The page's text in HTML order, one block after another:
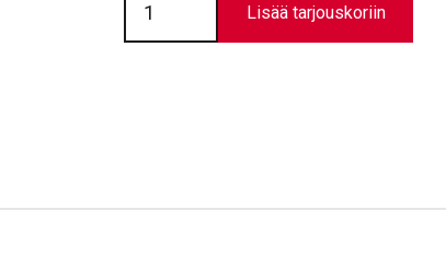
T0052
määrä
Lisää tarjouskoriin